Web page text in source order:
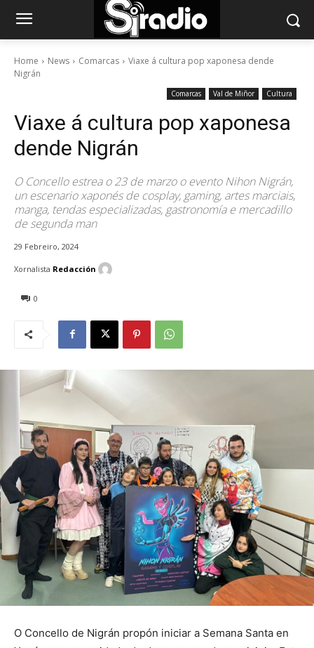
Home News Comarcas
Viaxe á cultura pop xaponesa dende
Nigrán
Comarcas Val de Miñor Cultura
Viaxe á cultura pop xaponesa
dende Nigrán
O Concello estrea o 23 de marzo o evento Nihon Nigrán,
un escenario xaponés de cosplay, gaming, artes marciais,
manga, tendas especializadas, gastronomía e mercadillo
de segunda man
29 Febreiro, 2024
0
Xornalista Redacción
O Concello de Nigrán propón iniciar a Semana Santa en